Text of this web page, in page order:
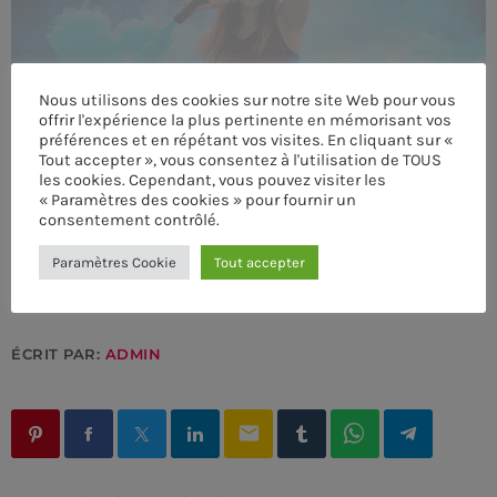
CONTACTS
MUSIQUE
TEAM
RALIEZOT 92
ÉCRIT PAR: ADMIN
email
Nous utilisons des cookies sur notre site Web pour vous
offrir l'expérience la plus pertinente en mémorisant vos
préférences et en répétant vos visites. En cliquant sur «
Tout accepter », vous consentez à l'utilisation de TOUS
les cookies. Cependant, vous pouvez visiter les
« Paramètres des cookies » pour fournir un
consentement contrôlé.
Paramètres Cookie Tout accepter